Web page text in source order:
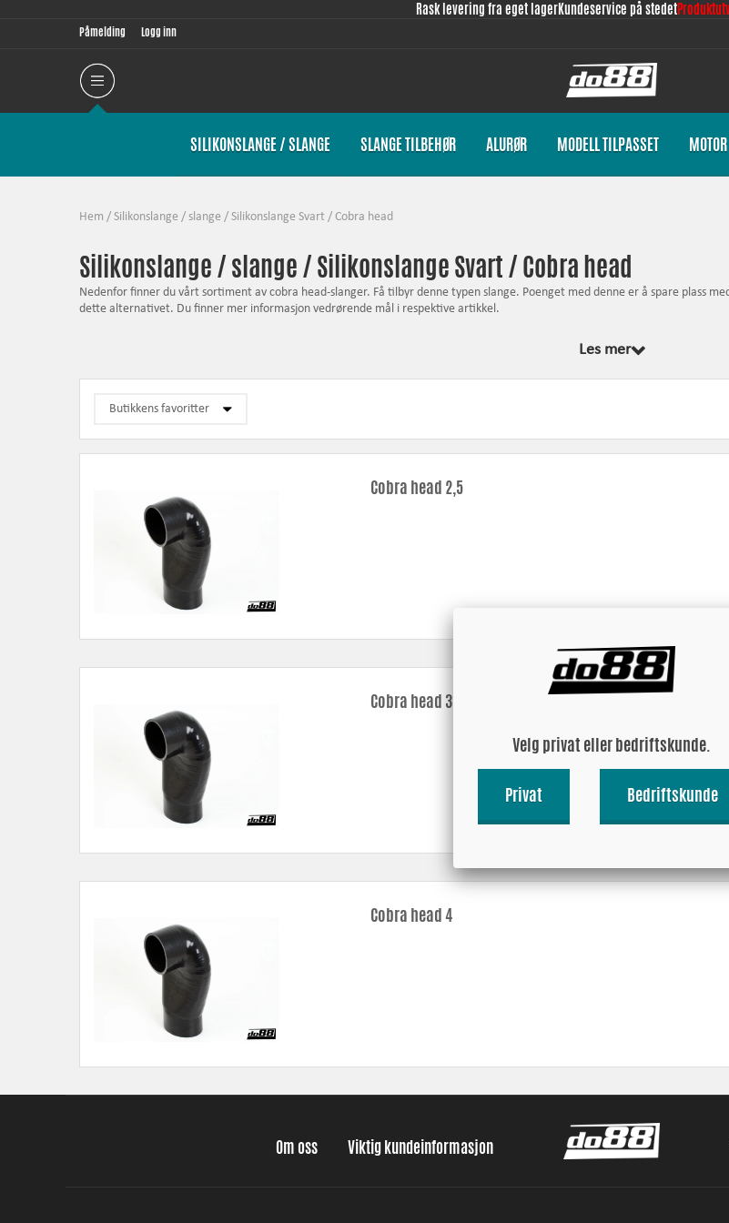
Rask levering fra eget lagerKundeservice på stedet
Påmelding Logg inn
SILIKONSLANGE / SLANGE SLANGE TILBEHØR ALURØR MODELL TILPASSET
Hem / Silikonslange / slange / Silikonslange Svart / Cobra head
Silikonslange / slange / Silikonslange Svart / Cobra head
Nedenfor finner du vårt sortiment av cobra head-slanger. Få tilbyr denne typen slange. Poenget med denne er å spare plass
dette alternativet. Du finner mer informasjon vedrørende mål i respektive artikkel.
Les mer
Cobra head 2,5
Cobra head 3
Cobra head 4
Om oss Viktig kundeinformasjon
Velg privat eller bedriftskunde.
Privat Bedriftskunde